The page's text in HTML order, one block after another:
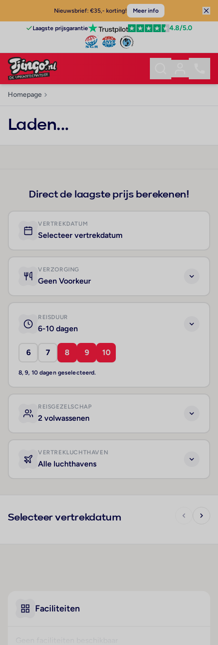
Nieuwsbrief: €35,- korting! Meer info
Laagste prijsgarantie 4.8/5.0
Homepage
Laden...
Direct de laagste prijs berekenen!
VERTREKDATUM
Selecteer vertrekdatum
VERZORGING
Geen Voorkeur
REISDUUR
6-10 dagen
6 7 8 9 10
8, 9, 10 dagen geselecteerd.
REISGEZELSCHAP
2 volwassenen
VERTREKLUCHTHAVEN
Alle luchthavens
Selecteer vertrekdatum
Faciliteiten